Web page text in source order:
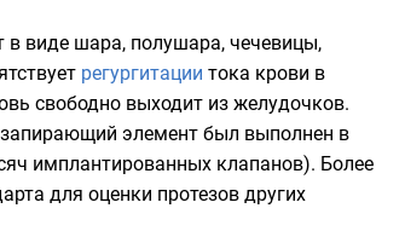
виде шара, полушара, чечевицы,
регургитации тока крови в
свободно выходит из желудочков.
элемент был выполнен в
имплантированных клапанов). Более
для оценки протезов других